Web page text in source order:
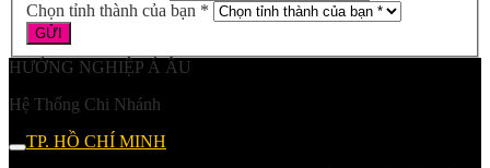
Chọn tỉnh thành của bạn *
HƯỚNG NGHIỆP Á ÂU
Hệ Thống Chi Nhánh
TP. HỒ CHÍ MINH